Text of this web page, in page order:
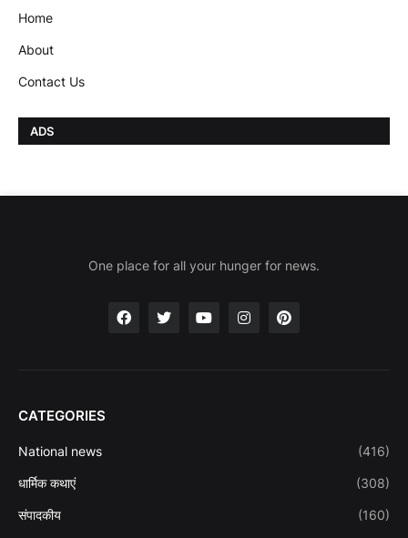
Home
About
Contact Us
ADS
One place for all your hunger for news.
CATEGORIES
National news (416)
धार्मिक कथाएं (308)
संपादकीय (160)